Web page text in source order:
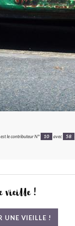
est le contributeur N° 10 avec 58
vieille !
UNE VIEILLE !